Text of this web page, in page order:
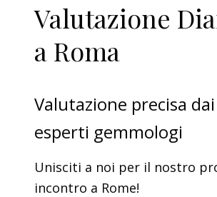
Valutazione
a Roma
Valutazione precisa
esperti gemmologi
Unisciti a noi per il nostro
incontro a Rome!